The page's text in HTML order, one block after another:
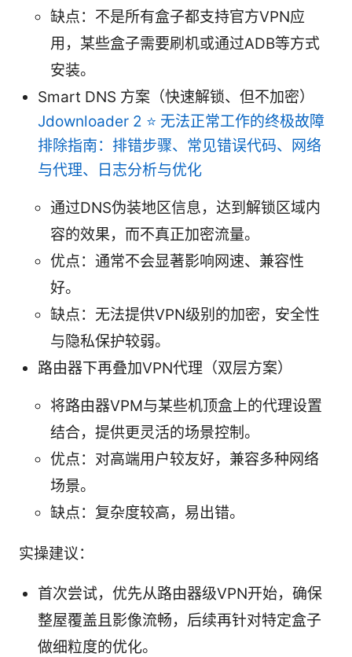
缺点：不是所有盒子都支持官方VPN应
用，某些盒子需要刷机或通过ADB等方式
安装。
Smart DNS 方案（快速解锁、但不加密）
Jdownloader 2 ⭐ 无法正常工作的终极故障
排除指南：排错步骤、常见错误代码、网络
与代理、日志分析与优化
通过DNS伪装地区信息，达到解锁区域内
容的效果，而不真正加密流量。
优点：通常不会显著影响网速、兼容性
好。
缺点：无法提供VPN级别的加密，安全性
与隐私保护较弱。
路由器下再叠加VPN代理（双层方案）
将路由器VPM与某些机顶盒上的代理设置
结合，提供更灵活的场景控制。
优点：对高端用户较友好，兼容多种网络
场景。
缺点：复杂度较高，易出错。
实操建议：
首次尝试，优先从路由器级VPN开始，确保
整屋覆盖且影像流畅，后续再针对特定盒子
做细粒度的优化。